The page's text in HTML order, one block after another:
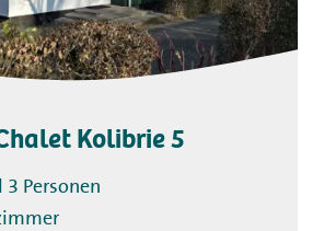
Kolibrie 5
Personen